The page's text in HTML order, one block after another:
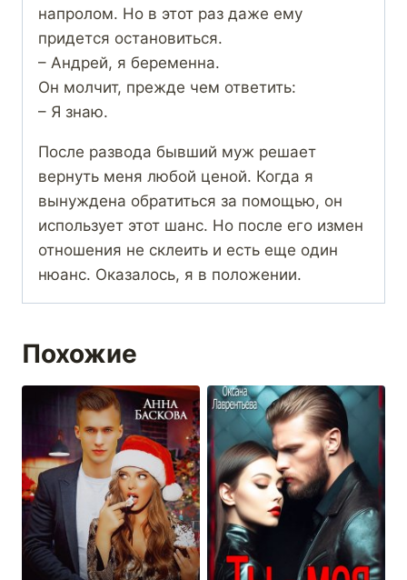
напролом. Но в этот раз даже ему
придется остановиться.
– Андрей, я беременна.
Он молчит, прежде чем ответить:
– Я знаю.
После развода бывший муж решает
вернуть меня любой ценой. Когда я
вынуждена обратиться за помощью, он
использует этот шанс. Но после его измен
отношения не склеить и есть еще один
нюанс. Оказалось, я в положении.
Похожие